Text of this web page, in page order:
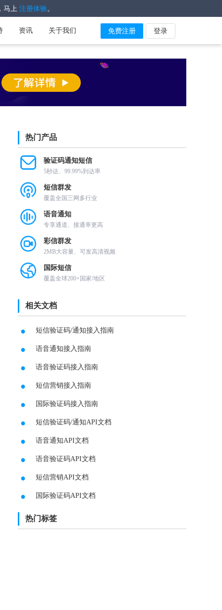
马上 注册体验。
资讯 关于我们 免费注册 登录
热门产品
验证码通知短信
5秒达、99.99%到达率
短信群发
覆盖全国三网多行业
语音通知
专享通道、接通率更高
彩信群发
2MB大容量、可发高清视频
国际短信
覆盖全球200+国家/地区
相关文档
● 短信验证码/通知接入指南
● 语音通知接入指南
● 语音验证码接入指南
● 短信营销接入指南
● 国际验证码接入指南
● 短信验证码/通知API文档
● 语音通知API文档
● 语音验证码API文档
● 短信营销API文档
● 国际验证码API文档
热门标签